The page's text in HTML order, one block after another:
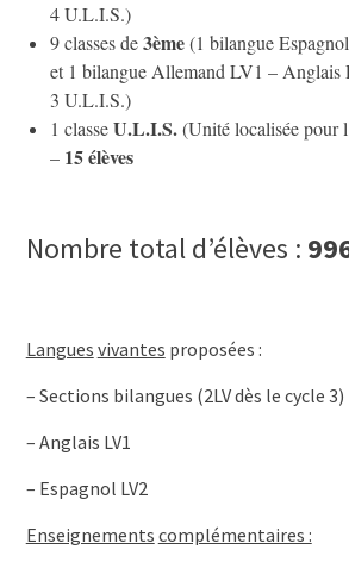
4 U.L.I.S.)
9 classes de3ème(1 bilangue
et 1 bilangue Allemand LV1 – Anglais
3 U.L.I.S.)
1 classeU.L.I.S.(Unité localisée pour
– 15 élèves
Nombre total d’élèves :
Langues vivantes proposées :
– Sections bilangues (2LV dès le cycle 3)
– Anglais LV1
– Espagnol LV2
Enseignements complémentaires :